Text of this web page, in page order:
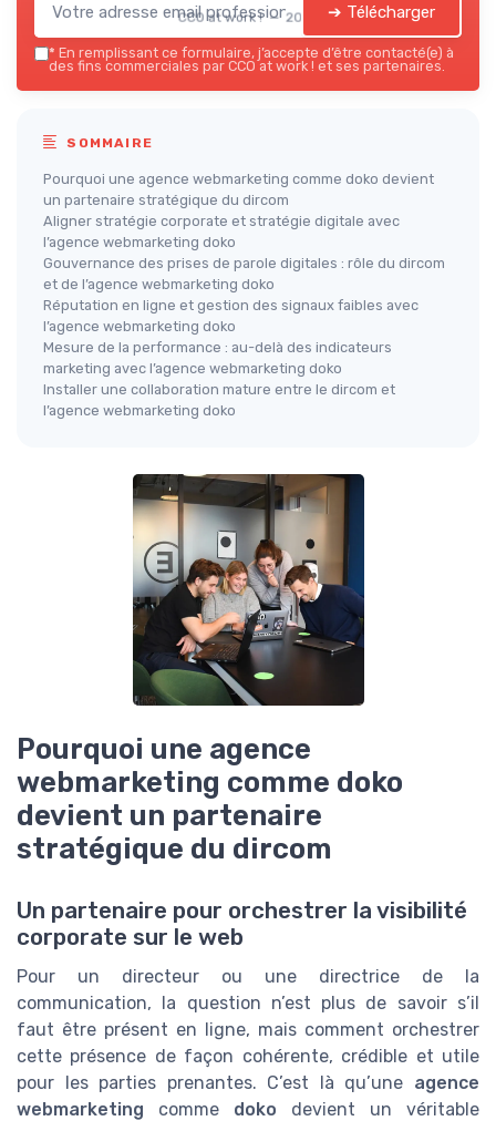
CCO at work ! — 2026 ➔ Télécharger
* En remplissant ce formulaire, j’accepte d’être contacté(e) à
des fins commerciales par CCO at work ! et ses partenaires.
SOMMAIRE
Pourquoi une agence webmarketing comme doko devient
un partenaire stratégique du dircom
Aligner stratégie corporate et stratégie digitale avec
l’agence webmarketing doko
Gouvernance des prises de parole digitales : rôle du dircom
et de l’agence webmarketing doko
Réputation en ligne et gestion des signaux faibles avec
l’agence webmarketing doko
Mesure de la performance : au-delà des indicateurs
marketing avec l’agence webmarketing doko
Installer une collaboration mature entre le dircom et
l’agence webmarketing doko
Pourquoi une agence
webmarketing comme doko
devient un partenaire
stratégique du dircom
Un partenaire pour orchestrer la visibilité
corporate sur le web
Pour un directeur ou une directrice de la
communication, la question n’est plus de savoir s’il
faut être présent en ligne, mais comment orchestrer
cette présence de façon cohérente, crédible et utile
pour les parties prenantes. C’est là qu’une agence
webmarketing comme doko devient un véritable